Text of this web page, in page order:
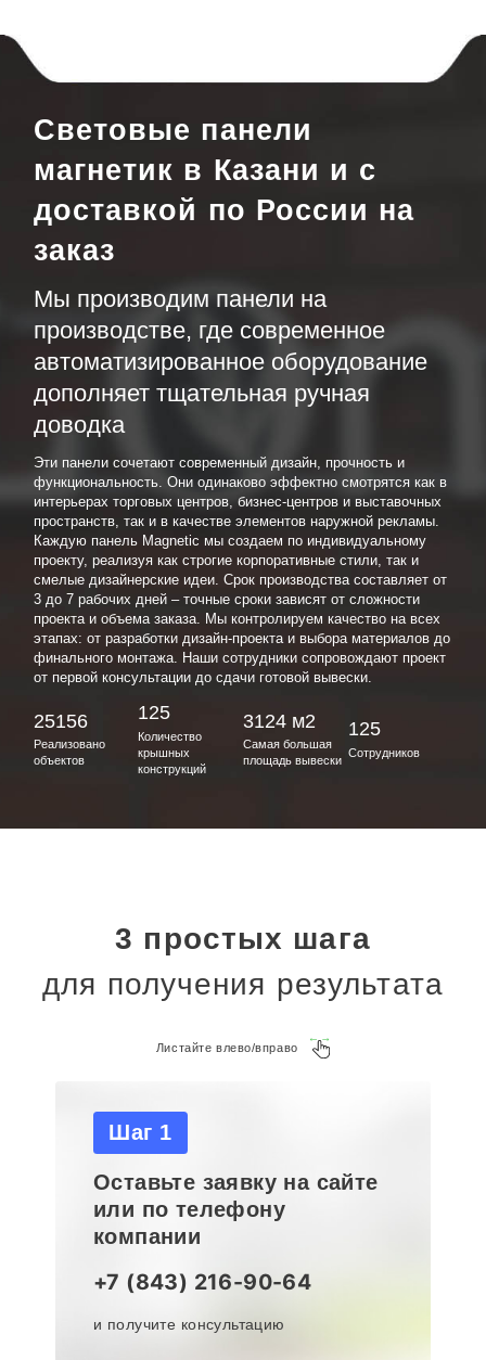
Световые панели
магнетик в Казани и с
доставкой по России на
заказ
Мы производим панели на
производстве, где современное
автоматизированное оборудование
дополняет тщательная ручная
доводка
Эти панели сочетают современный дизайн, прочность и
функциональность. Они одинаково эффектно смотрятся как в
интерьерах торговых центров, бизнес-центров и выставочных
пространств, так и в качестве элементов наружной рекламы.
Каждую панель Magnetic мы создаем по индивидуальному
проекту, реализуя как строгие корпоративные стили, так и
смелые дизайнерские идеи. Срок производства составляет от
3 до 7 рабочих дней – точные сроки зависят от сложности
проекта и объема заказа. Мы контролируем качество на всех
этапах: от разработки дизайн-проекта и выбора материалов до
финального монтажа. Наши сотрудники сопровождают проект
от первой консультации до сдачи готовой вывески.
25156
Реализовано
объектов
125
Количество
крышных
конструкций
3124 м2
Самая большая
площадь вывески
125
Сотрудников
3 простых шага
для получения результата
Листайте влево/вправо
Шаг 1
Оставьте заявку на сайте
или по телефону
компании
+7 (843) 216-90-64
и получите консультацию